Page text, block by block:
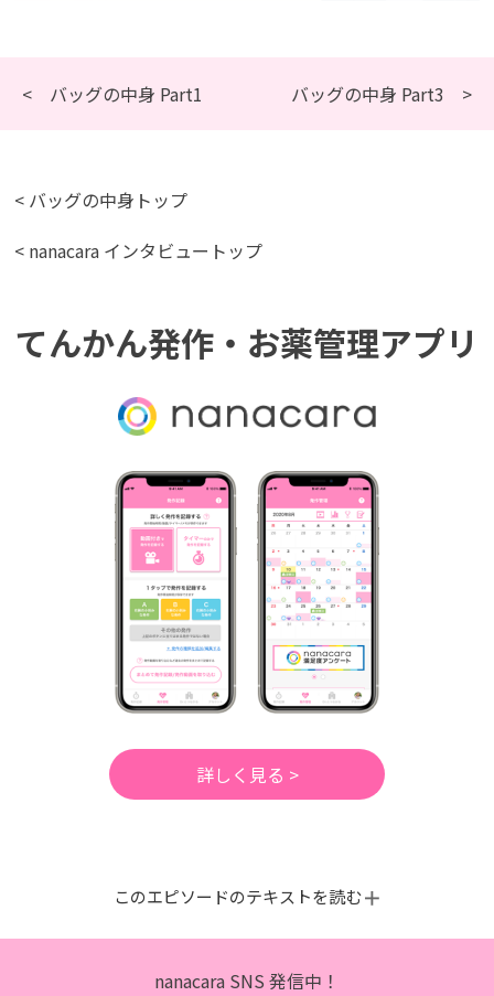
< バッグの中身 Part1 バッグの中身 Part3 >
< バッグの中身トップ
< nanacara インタビュートップ
てんかん発作・お薬管理アプリ
詳しく見る >
このエピソードのテキストを読む
nanacara SNS 発信中！